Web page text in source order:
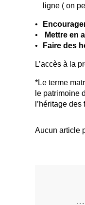
ligne ( on
Mettre en
Faire des
L’accès à la
*Le terme
le patrimoine
l’héritage
Aucun article